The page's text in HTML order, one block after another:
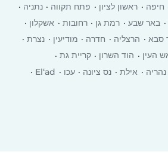
חיפה ראשון לציון פתח תקווה
נתניה
באר שבע רמת גן רחובות
אשקלון
סבא הרצליה חדרה מודיעין
נצרת
העין הוד השרון
קריית גת
‏נהריה אילת נס ציונה עכו
El‘ad